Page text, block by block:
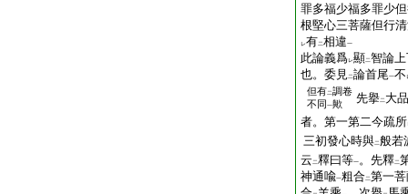
罪多福少福多罪少
根堅心三菩薩但行
レ有二相違一
此論義爲レ顯二智論
也。委見二論首尾一不
但有二調卷
不同一歟 先擧二 大
者。第一第二今疏所
三初發心時與二般若
云 二釋曰等一。先釋二
神通喩一粗合二第一